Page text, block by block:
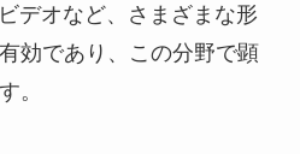
デオなど、さまざまな形
効であり、この分野で顕
。